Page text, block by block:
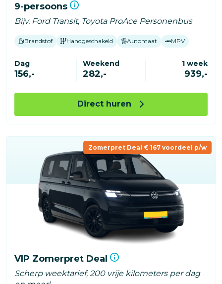
9-persoons
Bijv. Ford Transit, Toyota ProAce Personenbus
Brandstof Handgeschakeld Automaat MPV
Dag
156,-
Weekend
282,-
1 week
939,-
Direct huren
Zomerpret Deal € 167 voordeel p/w
VIP Zomerpret Deal
Scherp weektarief, 200 vrije kilometers per dag